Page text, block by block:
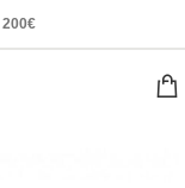
200€